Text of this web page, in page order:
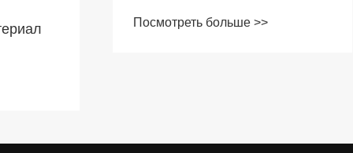
ли
Сравнение преимуществ и